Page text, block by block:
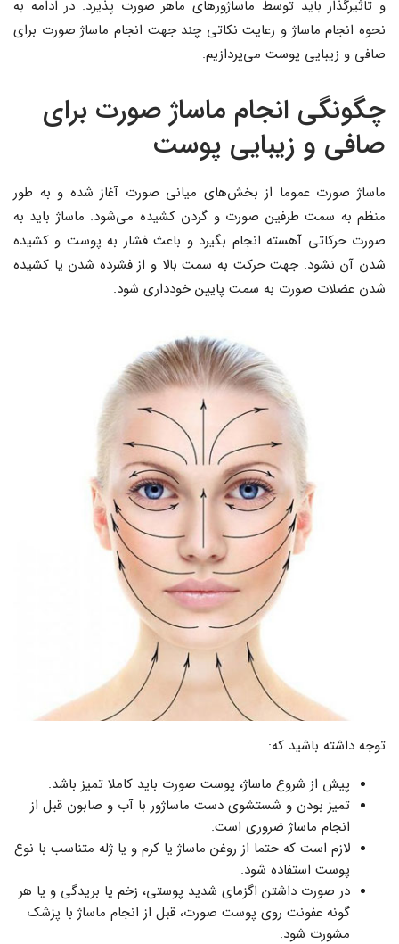
و تاثیرگذار باید توسط ماساژورهای ماهر صورت پذیرد. در ادامه به
نحوه انجام ماساژ و رعایت نکاتی چند جهت انجام ماساژ صورت برای
صافی و زیبایی پوست می‌پردازیم.
چگونگی انجام ماساژ صورت برای
صافی و زیبایی پوست
ماساژ صورت عموما از بخش‌های میانی صورت آغاز شده و به طور
منظم به سمت طرفین صورت و گردن کشیده می‌شود. ماساژ باید به
صورت حرکاتی آهسته انجام بگیرد و باعث فشار به پوست و کشیده
شدن آن نشود. جهت حرکت به سمت بالا و از فشرده شدن یا کشیده
شدن عضلات صورت به سمت پایین خودداری شود.
توجه داشته باشید که:
پیش از شروع ماساژ، پوست صورت باید کاملا تمیز باشد.
تمیز بودن و شستشوی دست ماساژور با آب و صابون قبل از
انجام ماساژ ضروری است.
لازم است که حتما از روغن ماساژ یا کرم و یا ژله متناسب با نوع
پوست استفاده شود.
در صورت داشتن اگزمای شدید پوستی، زخم یا بریدگی و یا هر
گونه عفونت روی پوست صورت، قبل از انجام ماساژ با پزشک
مشورت شود.